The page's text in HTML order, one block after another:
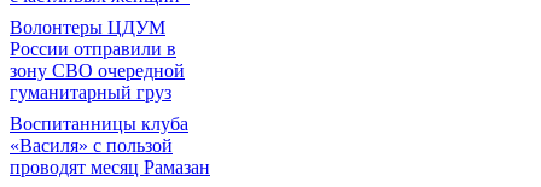
Волонтеры ЦДУМ
России отправили в
зону СВО очередной
гуманитарный груз
Воспитанницы клуба
«Василя» с пользой
проводят месяц Рамазан